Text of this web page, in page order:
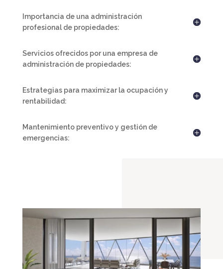
Importancia de una administración
profesional de propiedades:
Servicios ofrecidos por una empresa de
administración de propiedades:
Estrategias para maximizar la ocupación y
rentabilidad:
Mantenimiento preventivo y gestión de
emergencias: